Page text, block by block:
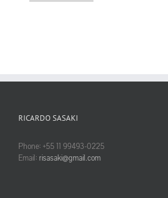
RICARDO SASAKI
Phone: +55 11 99493-0225
Email: risasaki@gmail.com